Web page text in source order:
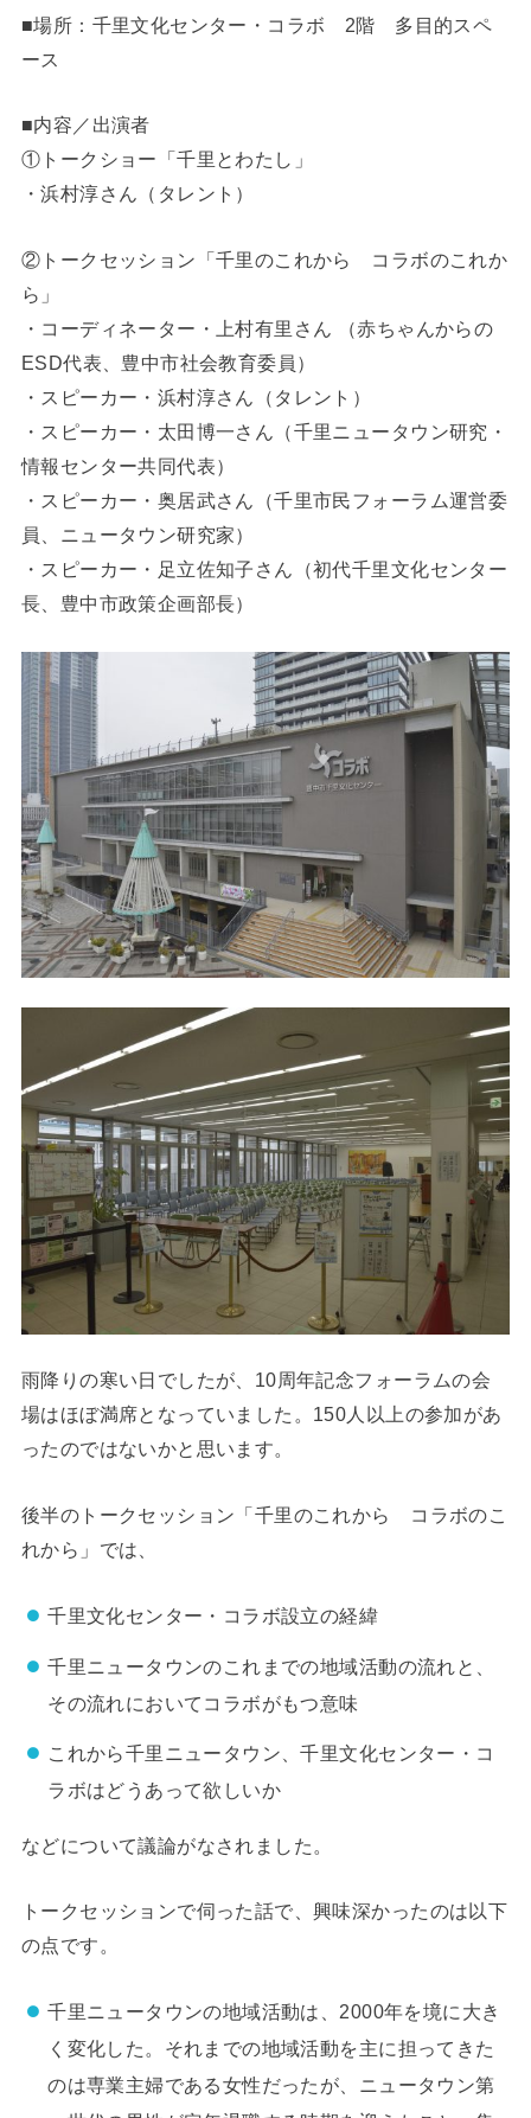
■場所：千里文化センター・コラボ 2階 多目的スペ
ース
■内容／出演者
①トークショー「千里とわたし」
・浜村淳さん（タレント）
②トークセッション「千里のこれから コラボのこれか
ら」
・コーディネーター・上村有里さん （赤ちゃんからの
ESD代表、豊中市社会教育委員）
・スピーカー・浜村淳さん（タレント）
・スピーカー・太田博一さん（千里ニュータウン研究・
情報センター共同代表）
・スピーカー・奥居武さん（千里市民フォーラム運営委
員、ニュータウン研究家）
・スピーカー・足立佐知子さん（初代千里文化センター
長、豊中市政策企画部長）
雨降りの寒い日でしたが、10周年記念フォーラムの会
場はほぼ満席となっていました。150人以上の参加があ
ったのではないかと思います。
後半のトークセッション「千里のこれから コラボのこ
れから」では、
千里文化センター・コラボ設立の経緯
千里ニュータウンのこれまでの地域活動の流れと、
その流れにおいてコラボがもつ意味
これから千里ニュータウン、千里文化センター・コ
ラボはどうあって欲しいか
などについて議論がなされました。
トークセッションで伺った話で、興味深かったのは以下
の点です。
千里ニュータウンの地域活動は、2000年を境に大き
く変化した。それまでの地域活動を主に担ってきた
のは専業主婦である女性だったが、ニュータウン第